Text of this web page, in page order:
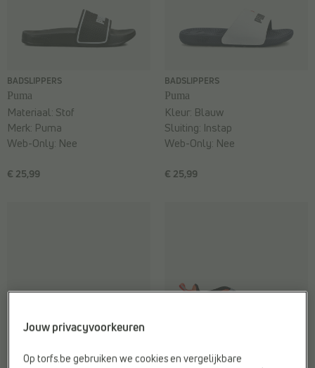
BADSLIPPERS
Puma
€ 25,99
Materiaal: Stof
Merk: Puma
Web-Only: Nee
BADSLIPPERS
Puma
€ 25,99
Kleur: Blauw
Sluiting: Instap
Web-Only: Nee
BADSLIPPERS
VOETBALSCHOENEN
Jouw privacyvoorkeuren
Op torfs.be gebruiken we cookies en vergelijkbare